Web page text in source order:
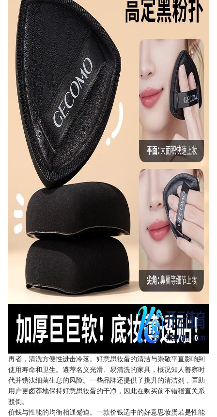
再者，清洗方便性进击冷落。好意思妆蛋的清洁与崇敬平直影响到
使用寿命和卫生。遴荐名义光滑、易清洗的家具，概况知人善察时
代并镌汰细菌生息的风险。一些品牌还提供了挑升的清洁剂，匡助
用户更卤莽地保持好意思妆蛋的干净，因此在购买前不错稽查关系
驳倒。
价钱与性能的均衡相通蹙迫。一款价钱适中的好意思妆蛋若是性能